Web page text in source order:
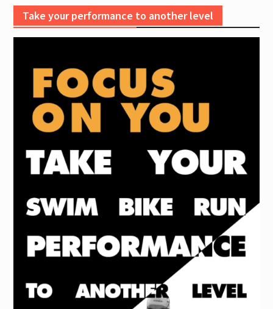
Take your performance to another level